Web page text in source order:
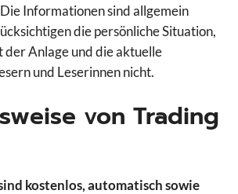
Informationen sind allgemein
die persönliche Situation,
der Anlage und die aktuelle
und Leserinnen nicht.
von Trading
kostenlos, automatisch sowie